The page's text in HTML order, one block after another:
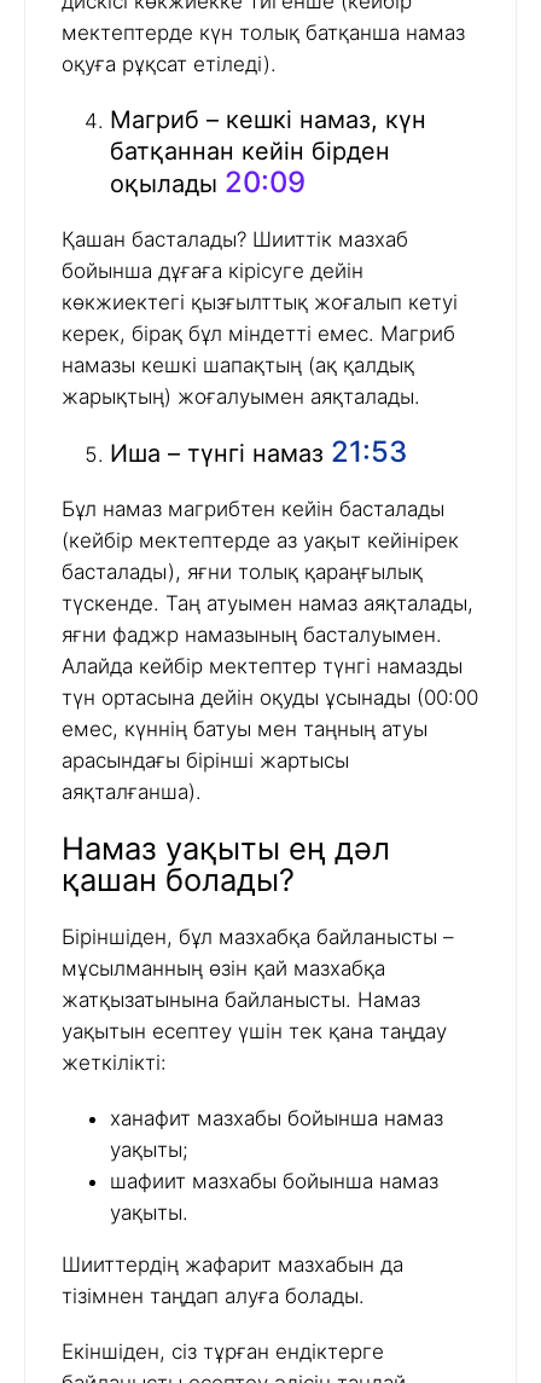
мектептерде күн толық батқанша намаз
оқуға рұқсат етіледі).
Магриб – кешкі намаз, күн
батқаннан кейін бірден
оқылады 20:09
Қашан басталады? Шииттік мазхаб
бойынша дұғаға кірісуге дейін
көкжиектегі қызғылттық жоғалып кетуі
керек, бірақ бұл міндетті емес. Магриб
намазы кешкі шапақтың (ақ қалдық
жарықтың) жоғалуымен аяқталады.
Иша – түнгі намаз 21:53
Бұл намаз магрибтен кейін басталады
(кейбір мектептерде аз уақыт кейінірек
басталады), яғни толық қараңғылық
түскенде. Таң атуымен намаз аяқталады,
яғни фаджр намазының басталуымен.
Алайда кейбір мектептер түнгі намазды
түн ортасына дейін оқуды ұсынады (00:00
емес, күннің батуы мен таңның атуы
арасындағы бірінші жартысы
аяқталғанша).
Намаз уақыты ең дәл
қашан болады?
Біріншіден, бұл мазхабқа байланысты –
мұсылманның өзін қай мазхабқа
жатқызатынына байланысты. Намаз
уақытын есептеу үшін тек қана таңдау
жеткілікті:
ханафит мазхабы бойынша намаз
уақыты;
шафиит мазхабы бойынша намаз
уақыты.
Шииттердің жафарит мазхабын да
тізімнен таңдап алуға болады.
Екіншіден, сіз тұрған ендіктерге